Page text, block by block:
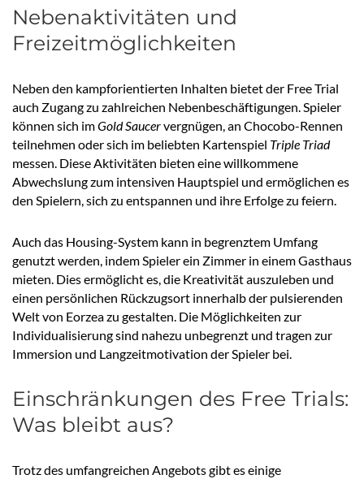
Nebenaktivitäten und
Freizeitmöglichkeiten
Neben den kampforientierten Inhalten bietet der Free Trial
auch Zugang zu zahlreichen Nebenbeschäftigungen. Spieler
können sich imGold Saucervergnügen, an Chocobo-Rennen
teilnehmen oder sich im beliebten Kartenspiel Triple Triad
messen. Diese Aktivitäten bieten eine willkommene
Abwechslung zum intensiven Hauptspiel und ermöglichen es
den Spielern, sich zu entspannen und ihre Erfolge zu feiern.
Auch das Housing-System kann in begrenztem Umfang
genutzt werden, indem Spieler ein Zimmer in einem Gasthaus
mieten. Dies ermöglicht es, die Kreativität auszuleben und
einen persönlichen Rückzugsort innerhalb der pulsierenden
Welt von Eorzea zu gestalten. Die Möglichkeiten zur
Individualisierung sind nahezu unbegrenzt und tragen zur
Immersion und Langzeitmotivation der Spieler bei.
Einschränkungen des Free Trials:
Was bleibt aus?
Trotz des umfangreichen Angebots gibt es einige